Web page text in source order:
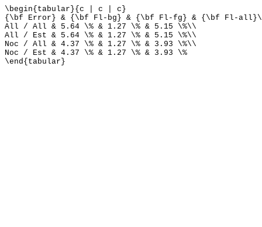
\begin{tabular}{c | c | c}
{\bf Error} & {\bf Fl-bg} & {\bf Fl-fg} & {\bf Fl-
All / All & 5.64 \% & 1.27 \% & 5.15 \%\\
All / Est & 5.64 \% & 1.27 \% & 5.15 \%\\
Noc / All & 4.37 \% & 1.27 \% & 3.93 \%\\
Noc / Est & 4.37 \% & 1.27 \% & 3.93 \%
\end{tabular}